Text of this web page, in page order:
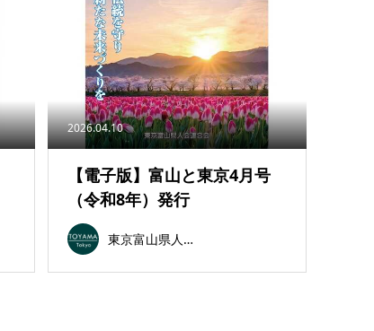
2026.04.10
【電子版】富山と東京4月号
（令和8年）発行
東京富山県人会連合会